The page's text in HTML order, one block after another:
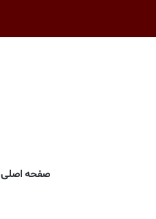
صفحه اصلی